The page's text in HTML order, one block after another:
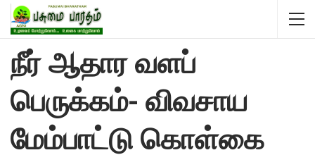
நீர் ஆதார வளப்
பெருக்கம்- விவசாய
மேம்பாட்டு கொள்கை